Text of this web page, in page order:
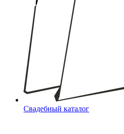
Свадебный каталог